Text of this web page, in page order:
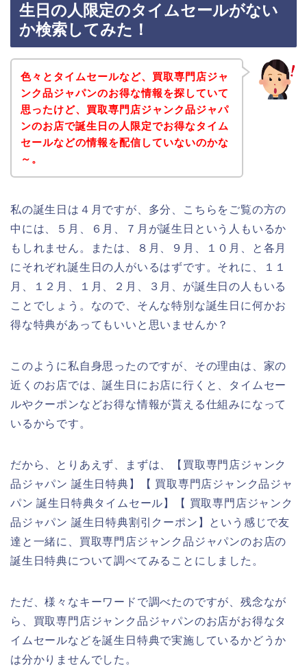
生日の人限定のタイムセールがない
か検索してみた！
色々とタイムセールなど、買取専門店ジャ
ンク品ジャパンのお得な情報を探していて
思ったけど、買取専門店ジャンク品ジャパ
ンのお店で誕生日の人限定でお得なタイム
セールなどの情報を配信していないのかな
～。
私の誕生日は４月ですが、多分、こちらをご覧の方の
中には、５月、６月、７月が誕生日という人もいるか
もしれません。または、８月、９月、１０月、と各月
にそれぞれ誕生日の人がいるはずです。それに、１１
月、１２月、１月、２月、３月、が誕生日の人もいる
ことでしょう。なので、そんな特別な誕生日に何かお
得な特典があってもいいと思いませんか？
このように私自身思ったのですが、その理由は、家の
近くのお店では、誕生日にお店に行くと、タイムセー
ルやクーポンなどお得な情報が貰える仕組みになって
いるからです。
だから、とりあえず、まずは、【買取専門店ジャンク
品ジャパン 誕生日特典】【 買取専門店ジャンク品ジャ
パン 誕生日特典タイムセール】【 買取専門店ジャンク
品ジャパン 誕生日特典割引クーポン】という感じで友
達と一緒に、買取専門店ジャンク品ジャパンのお店の
誕生日特典について調べてみることにしました。
ただ、様々なキーワードで調べたのですが、残念なが
ら、買取専門店ジャンク品ジャパンのお店がお得なタ
イムセールなどを誕生日特典で実施しているかどうか
は分かりませんでした。